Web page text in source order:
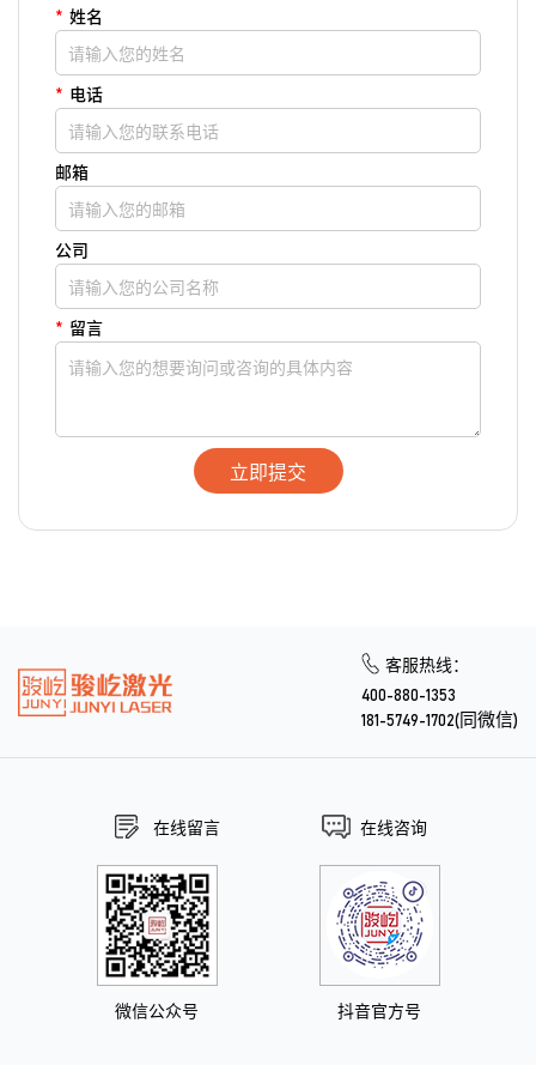
* 姓名
* 电话
邮箱
公司
* 留言
立即提交
客服热线：
400-880-1353
181-5749-1702(同微信)
在线留言 在线咨询
微信公众号 抖音官方号